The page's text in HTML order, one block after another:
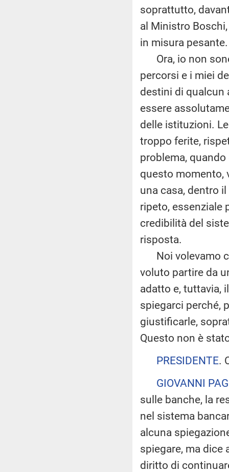
soprattutto,
al Ministro
in misura pesante.
Ora, io non
percorsi e i miei
destini di qualcun
essere
delle istituzioni.
troppo ferite,
problema,
questo momento,
una casa, dentro
ripeto, essenziale
credibilità del
risposta.
Noi volevamo
voluto partire da
adatto e, tuttavia,
spiegarci perché,
giustificarle,
Questo non è
PRESIDENTE.
GIOVANNI
sulle banche, la
nel sistema
alcuna
spiegare, ma dice
diritto di